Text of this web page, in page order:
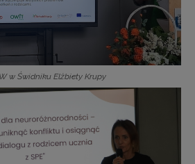
w Świdniku Elżbiety Krupy